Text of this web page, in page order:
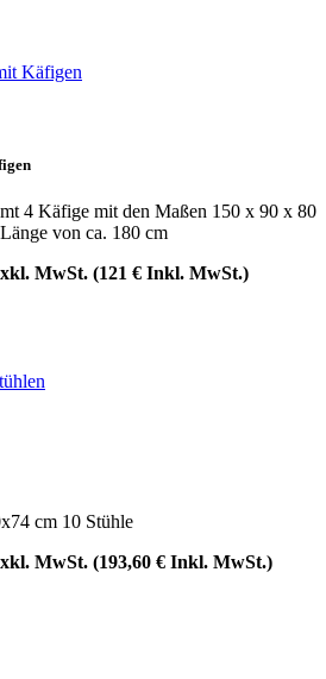
4 Käfige mit den Maßen 150 x 90 x 80
von ca. 180 cm
MwSt. (121 € Inkl. MwSt.)
cm 10 Stühle
MwSt. (193,60 € Inkl. MwSt.)